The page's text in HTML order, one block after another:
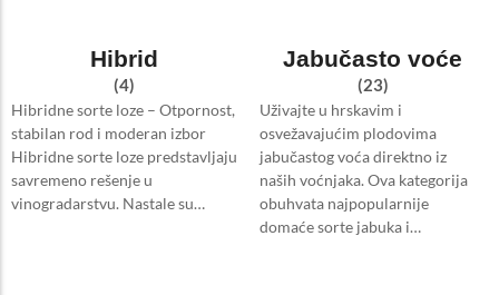
Hibrid
(4)
Hibridne sorte loze – Otpornost,
stabilan rod i moderan izbor
Hibridne sorte loze predstavljaju
savremeno rešenje u
vinogradarstvu. Nastale su…
Jabučasto voće
(23)
Uživajte u hrskavim i
osvežavajućim plodovima
jabučastog voća direktno iz
naših voćnjaka. Ova kategorija
obuhvata najpopularnije
domaće sorte jabuka i…